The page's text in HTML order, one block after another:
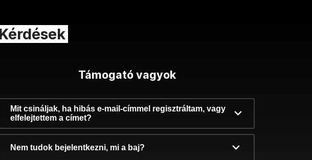
Támogató vagyok
Mit csináljak, ha hibás e-mail-címmel regisztráltam, vagy
elfelejtettem a címet?
Nem tudok bejelentkezni, mi a baj?